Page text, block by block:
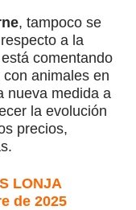
, tampoco se
a la
comentando
animales en
nueva medida a
la evolución
precios,
LONJA
de 2025